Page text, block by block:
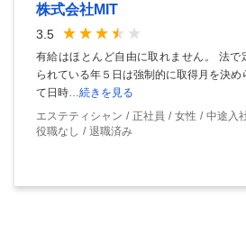
株式会社MIT
3.5
有給はほとんど自由に取れません。 法で
られている年５日は強制的に取得月を決め
て日時…続きを見る
エステティシャン
正社員 女性
中途入
役職なし
退職済み